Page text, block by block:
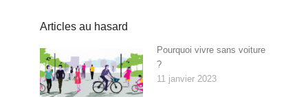
Articles au hasard
Pourquoi vivre sans voiture
?
11 janvier 2023